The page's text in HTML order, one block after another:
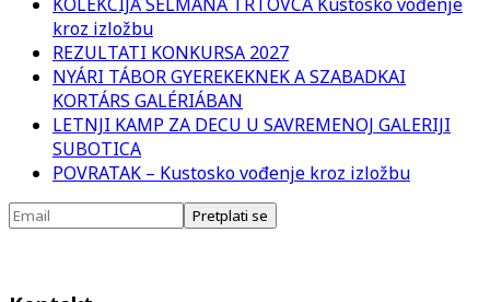
kroz izložbu
REZULTATI KONKURSA 2027
NYÁRI TÁBOR GYEREKEKNEK A SZABADKAI
KORTÁRS GALÉRIÁBAN
LETNJI KAMP ZA DECU U SAVREMENOJ GALERIJI
SUBOTICA
POVRATAK – Kustosko vođenje kroz izložbu